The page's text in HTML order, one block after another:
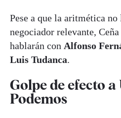
Pese a que la aritmética
negociador relevante,
hablarán con Alfonso
Luis Tudanca.
Golpe de efecto a
Podemos